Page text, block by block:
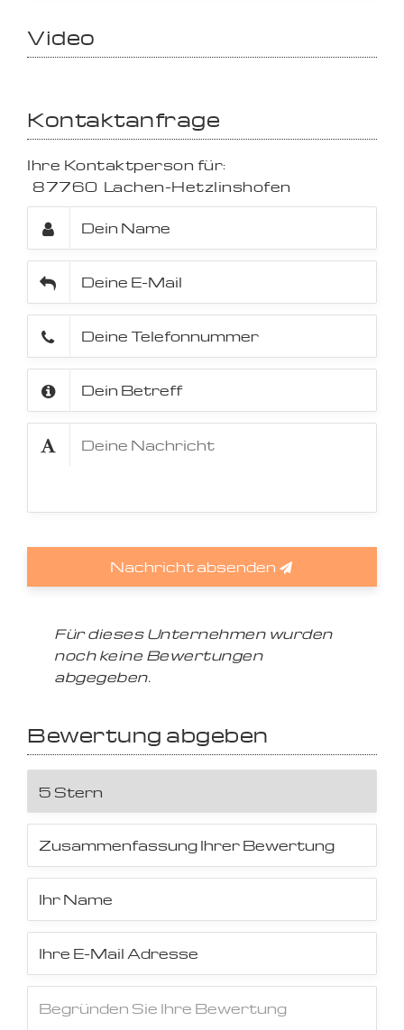
Video
Kontaktanfrage
Ihre Kontaktperson für:
87760 Lachen-Hetzlinshofen
Nachricht absenden
Für dieses Unternehmen wurden
noch keine Bewertungen
abgegeben.
Bewertung abgeben